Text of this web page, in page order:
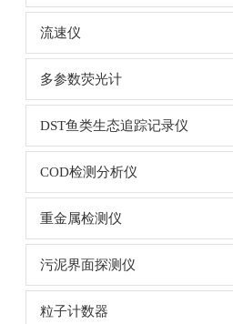
流速仪
多参数荧光计
DST鱼类生态追踪记录仪
COD检测分析仪
重金属检测仪
污泥界面探测仪
粒子计数器